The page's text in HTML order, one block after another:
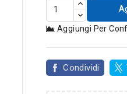
Aggiungi Per
Condividi